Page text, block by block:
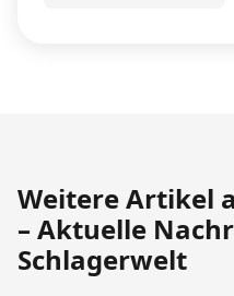
Weitere Artikel
– Aktuelle
Schlagerwelt